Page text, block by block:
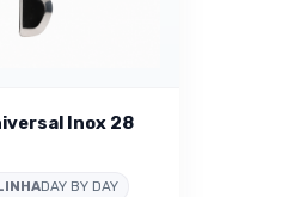
Inox 28
DAY BY DAY